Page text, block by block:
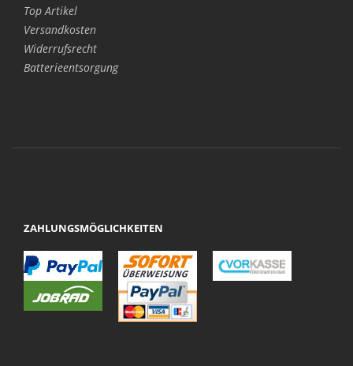
Top Artikel
Versandkosten
Widerrufsrecht
Batterieentsorgung
ZAHLUNGSMÖGLICHKEITEN